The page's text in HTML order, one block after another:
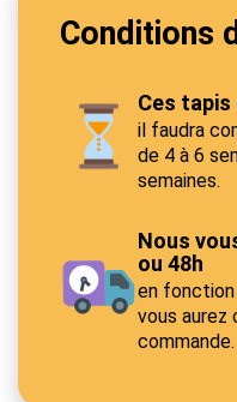
Conditions
Ces
il faudra
de 4 à 6
semaines.
Nous
ou 48h
en fonction
vous aurez
commande.